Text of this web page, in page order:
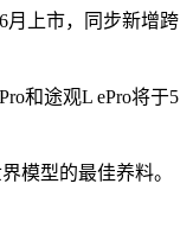
月上市，同步新增跨
和途观L ePro将于5
模型的最佳养料。